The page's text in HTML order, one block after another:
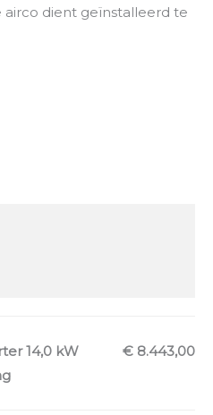
airco dient geïnstalleerd te
14,0 kW
€ 8.443,00